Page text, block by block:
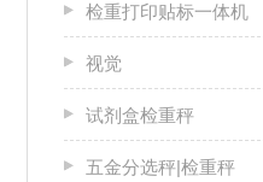
检重打印贴标一体机
视觉
试剂盒检重秤
五金分选秤|检重秤